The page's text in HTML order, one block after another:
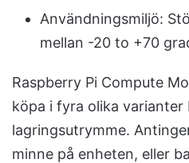
Användningsmiljö:
mellan -20 to +70
Raspberry Pi Compute
köpa i fyra olika varianter
lagringsutrymme.
minne på enheten, eller